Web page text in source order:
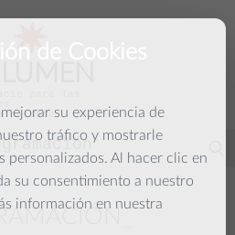
de Cookies
su experiencia de
tráfico y mostrarle
personalizados. Al hacer clic en
su consentimiento a nuestro
información en nuestra
palabra